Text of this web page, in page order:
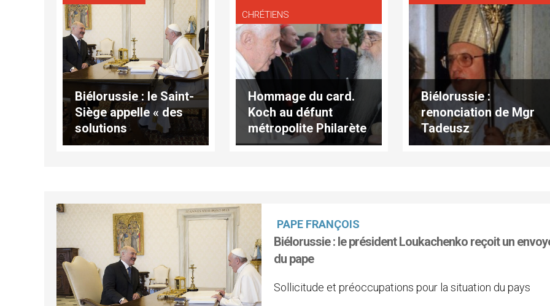
Biélorussie : le Saint-
Siège appelle « des
solutions
démocratiques et
CHRÉTIENS
Hommage du card.
Koch au défunt
métropolite Philarète
de Minsk
Biélorussie :
renonciation de Mgr
Tadeusz
Kondrusiewicz
PAPE FRANÇOIS
Biélorussie : le président Loukachenko reçoit un
du pape
Sollicitude et préoccupations pour la situation du pays